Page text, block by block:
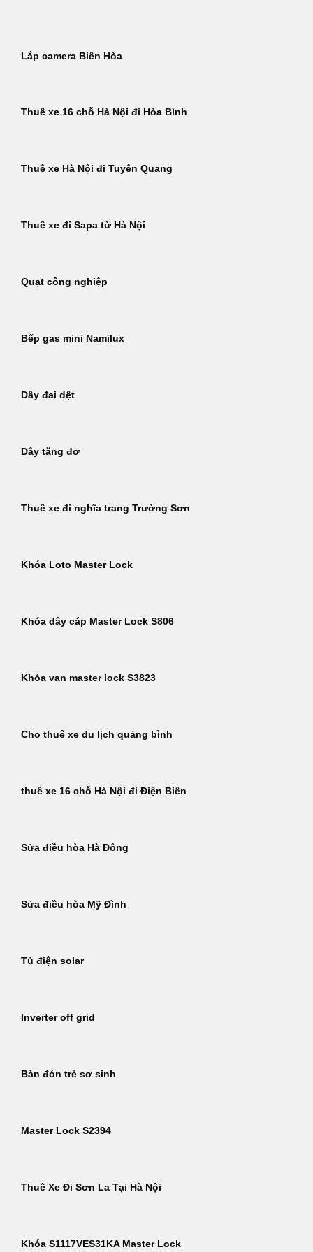
dungLắp camera Biên Hòa
Thuê xe 16 chỗ Hà Nội đi Hòa Bình
Thuê xe Hà Nội đi Tuyên Quang
Thuê xe đi Sapa từ Hà Nội
Quạt công nghiệp
Bếp gas mini Namilux
Dây đai dệt
Dây tăng đơ
Thuê xe đi nghĩa trang Trường Sơn
Khóa Loto Master Lock
Khóa dây cáp Master Lock S806
Khóa van master lock S3823
Cho thuê xe du lịch quảng bình
thuê xe 16 chỗ Hà Nội đi Điện Biên
Sửa điều hòa Hà Đông
Sửa điều hòa Mỹ Đình
Tủ điện solar
Inverter off grid
Bàn đón trẻ sơ sinh
Master Lock S2394
Thuê Xe Đi Sơn La Tại Hà Nội
Khóa S1117VES31KA Master Lock